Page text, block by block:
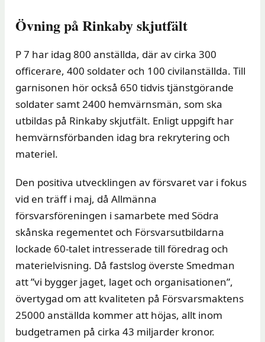
Övning på Rinkaby skjutfält
P 7 har idag 800 anställda, där av cirka 300
officerare, 400 soldater och 100 civilanställda. Till
garnisonen hör också 650 tidvis tjänstgörande
soldater samt 2400 hemvärnsmän, som ska
utbildas på Rinkaby skjutfält. Enligt uppgift har
hemvärnsförbanden idag bra rekrytering och
materiel.
Den positiva utvecklingen av försvaret var i fokus
vid en träff i maj, då Allmänna
försvarsföreningen i samarbete med Södra
skånska regementet och Försvarsutbildarna
lockade 60-talet intresserade till föredrag och
materielvisning. Då fastslog överste Smedman
att ”vi bygger jaget, laget och organisationen”,
övertygad om att kvaliteten på Försvarsmaktens
25000 anställda kommer att höjas, allt inom
budgetramen på cirka 43 miljarder kronor.